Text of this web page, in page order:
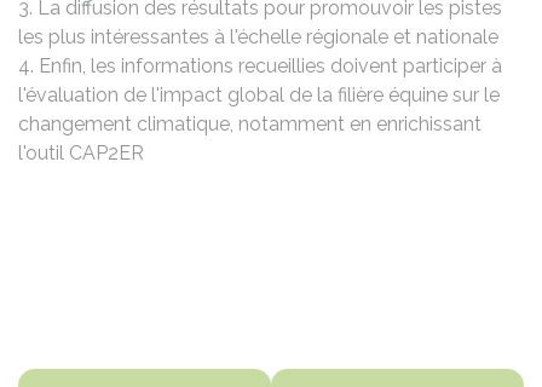
3. La diffusion des résultats pour promouvoir les pistes
les plus intéressantes à l'échelle régionale et nationale
4. Enfin, les informations recueillies doivent participer à
l'évaluation de l'impact global de la filière équine sur le
changement climatique, notamment en enrichissant
l'outil CAP2ER